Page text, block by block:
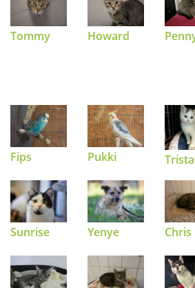
Tommy Howard
Fips Pukki
Sunrise Yenye Chris